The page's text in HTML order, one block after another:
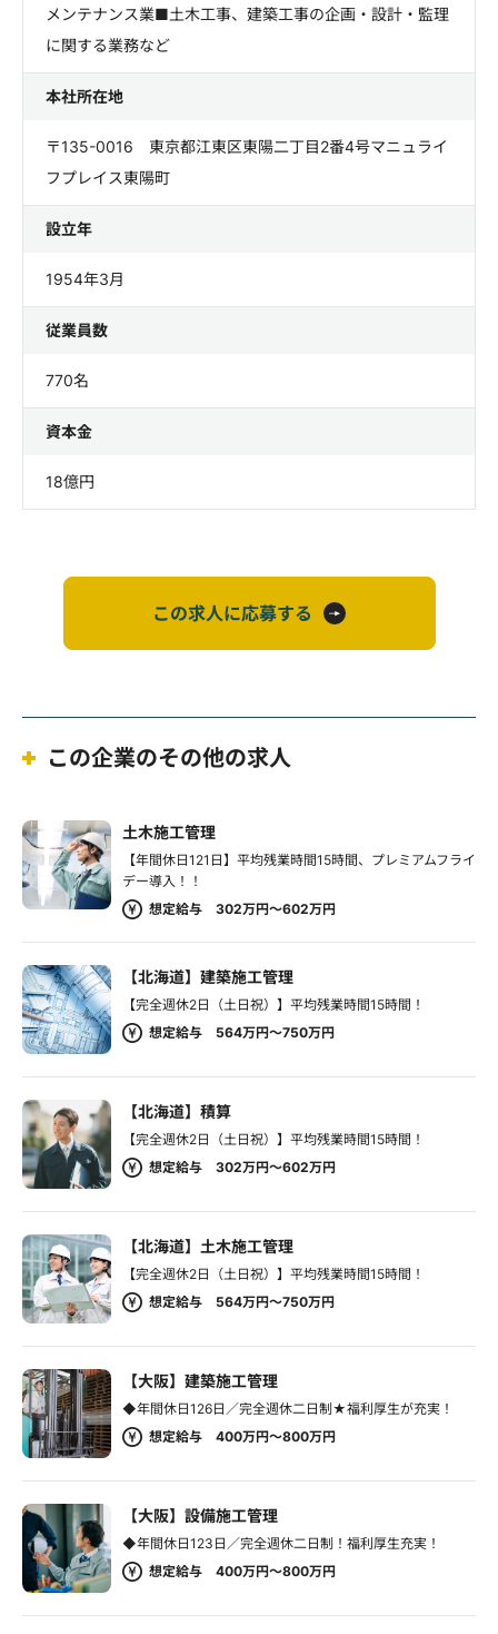
メンテナンス業■土木工事、建築工事の企画・設計・監理
に関する業務など
本社所在地
〒135-0016 東京都江東区東陽二丁目2番4号マニュライ
フプレイス東陽町
設立年
1954年3月
従業員数
770名
資本金
18億円
この求人に応募する
この企業のその他の求人
土木施工管理
【年間休日121日】平均残業時間15時間、プレミアムフライ
デー導入！！
想定給与 302万円～602万円
【北海道】建築施工管理
【完全週休2日（土日祝）】平均残業時間15時間！
想定給与 564万円～750万円
【北海道】積算
【完全週休2日（土日祝）】平均残業時間15時間！
想定給与 302万円～602万円
【北海道】土木施工管理
【完全週休2日（土日祝）】平均残業時間15時間！
想定給与 564万円～750万円
【大阪】建築施工管理
◆年間休日126日／完全週休二日制★福利厚生が充実！
想定給与 400万円～800万円
【大阪】設備施工管理
◆年間休日123日／完全週休二日制！福利厚生充実！
想定給与 400万円～800万円